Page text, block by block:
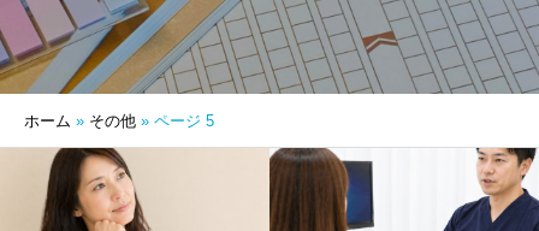
ホーム » その他 » ページ 5